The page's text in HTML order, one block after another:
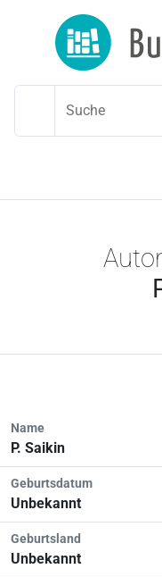
Suche
Name
P. Saikin
Geburtsdatum
Unbekannt
Geburtsland
Unbekannt